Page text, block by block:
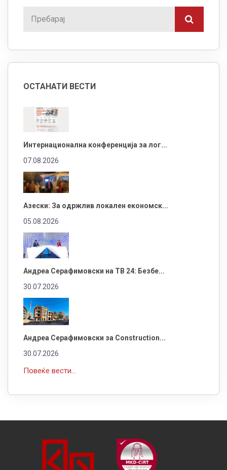
ОСТАНАТИ ВЕСТИ
Интернационална конференција за лог...
07.08.2026
Азески: За одржлив локален економск...
05.08.2026
Андреа Серафимовски на ТВ 24: Безбе...
30.07.2026
Андреа Серафимовски за Construction...
30.07.2026
Повеќе вести...